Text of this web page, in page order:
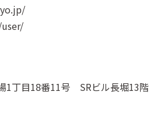
1丁目18番11号 SRビル長堀13階